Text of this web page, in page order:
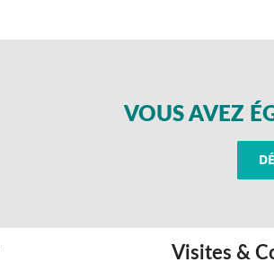
VOUS AVEZ
Visites &